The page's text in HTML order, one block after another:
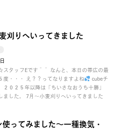
刈りへいってきました
スタッフEです＾＾ なんと、本日の帯広の最
度・・・ え？？ってなりますよね
cubeチ
２０２５年以降は「ちいさなおうち十勝」
ました。 7月～小麦刈りへいってきました
ってみました～一種換気・